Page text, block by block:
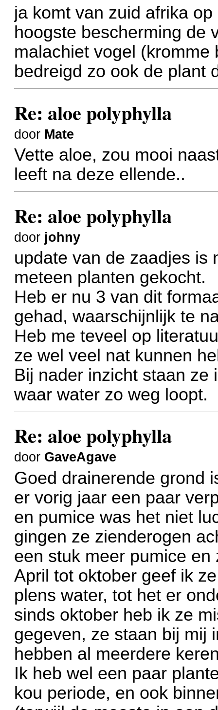
ja komt van zuid afrika
hoogste bescherming de
malachiet vogel
bedreigd zo ook de plant
Re: aloe polyphylla
door Mate
Vette aloe, zou mooi
leeft na deze ellende..
Re: aloe polyphylla
door johny
update van de zaadjes is
meteen planten gekocht.
Heb er nu 3 van dit
gehad, waarschijnlijk te
Heb me teveel op
ze wel veel nat kunnen
Bij nader inzicht staan ze
waar water zo weg loopt.
Re: aloe polyphylla
door GaveAgave
Goed drainerende grond
er vorig jaar een paar
en pumice was het niet
gingen ze zienderogen
een stuk meer pumice
April tot oktober geef ik
plens water, tot het er
sinds oktober heb ik ze
gegeven, ze staan bij mij
hebben al meerdere
Ik heb wel een paar
kou periode, en ook